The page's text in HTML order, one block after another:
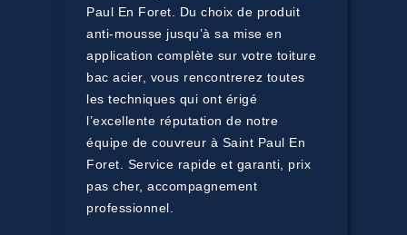
Paul En Foret. Du choix de produit
anti-mousse jusqu’à sa mise en
application complète sur votre toiture
bac acier, vous rencontrerez toutes
les techniques qui ont érigé
l’excellente réputation de notre
équipe de couvreur à Saint Paul En
Foret. Service rapide et garanti, prix
pas cher, accompagnement
professionnel.